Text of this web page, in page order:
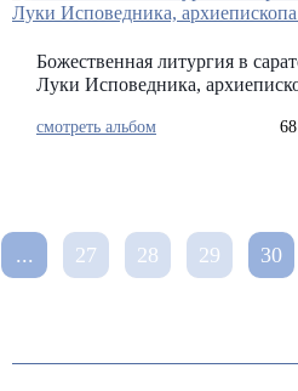
Божественная литургия в
Луки Исповедника,
смотреть альбом 68
... 27 28 29 30